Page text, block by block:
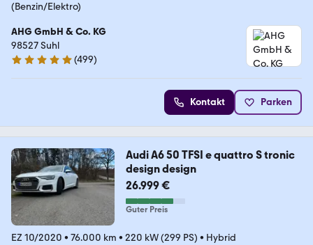
(Benzin/Elektro)
AHG GmbH & Co. KG
98527 Suhl
5 Sterne
(499)
Kontakt Parken
Audi A6 50 TFSI e quattro S tronic
design design
26.999 €
Guter Preis
EZ 10/2020 • 76.000 km • 220 kW (299 PS) • Hybrid